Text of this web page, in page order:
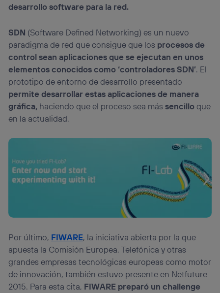
desarrollo software para la red.
SDN (Software Defined Networking) es un nuevo
paradigma de red que consigue que los procesos de
control sean aplicaciones que se ejecutan en unos
elementos conocidos como ‘controladores SDN’. El
prototipo de entorno de desarrollo presentado
permite desarrollar estas aplicaciones de manera
gráfica, haciendo que el proceso sea mássencilloque
en la actualidad.
Por último, FIWARE, la iniciativa abierta por la que
apuesta la Comisión Europea, Telefónica y otras
grandes empresas tecnológicas europeas como motor
de innovación, también estuvo presente en Netfuture
2015. Para esta cita, FIWARE preparó un challenge